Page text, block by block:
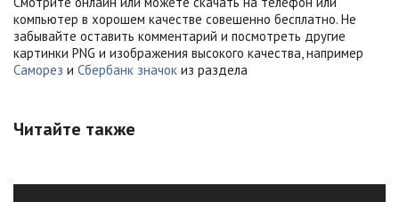
компьютер в хорошем качестве совешенно бесплатно. Не
забывайте оставить комментарий и посмотреть другие
картинки PNG и изображения высокого качества, например
Саморез и Сбербанк значок из раздела
Читайте также